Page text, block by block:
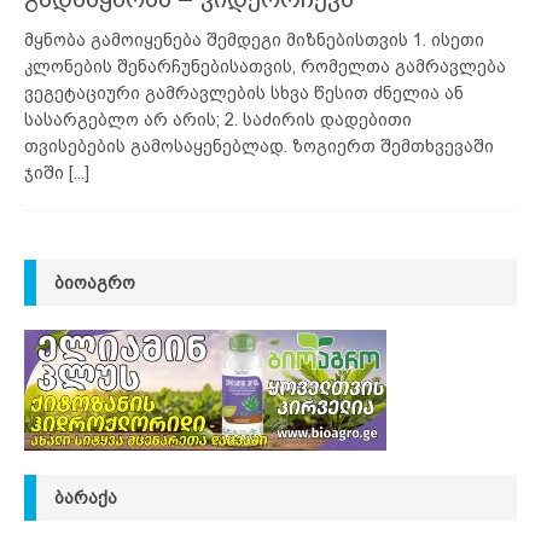
მყნობა გამოიყენება შემდეგი მიზნებისთვის 1. ისეთი
კლონების შენარჩუნებისათვის, რომელთა გამრავლება
ვეგეტაციური გამრავლების სხვა წესით ძნელია ან
სასარგებლო არ არის; 2. საძირის დადებითი
თვისებების გამოსაყენებლად. ზოგიერთ შემთხვევაში
ჯიში [...]
ᲑᲘᲝᲐᲒᲠᲝ
ᲑᲐᲠᲐᲥᲐ